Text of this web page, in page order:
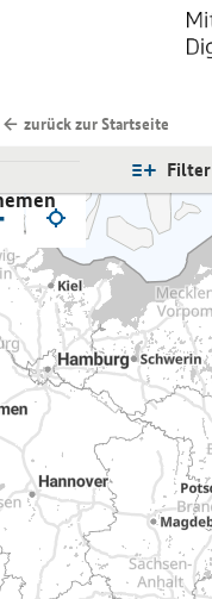
zurück zur Startseite
Filter